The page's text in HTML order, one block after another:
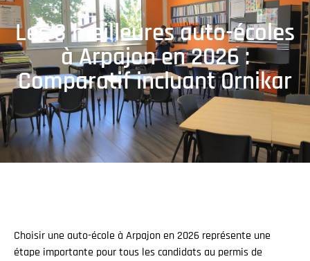
Les 3 meilleures auto-écoles
à Arpajon en 2026 :
Comparatif incluant Ornikar
Choisir une auto-école à Arpajon en 2026 représente une
étape importante pour tous les candidats au permis de